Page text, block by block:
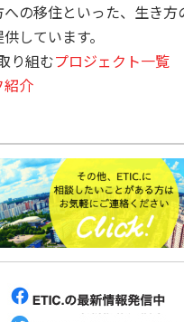
への移住といった、生き
しています。
り組むプロジェクト一覧
紹介